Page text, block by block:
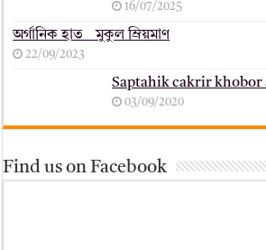
16/07/2025
অর্গানিক হাত _ মুকুল ম্রিয়মাণ
22/09/2023
Saptahik cakrir khobor
03/09/2020
Find us on Facebook